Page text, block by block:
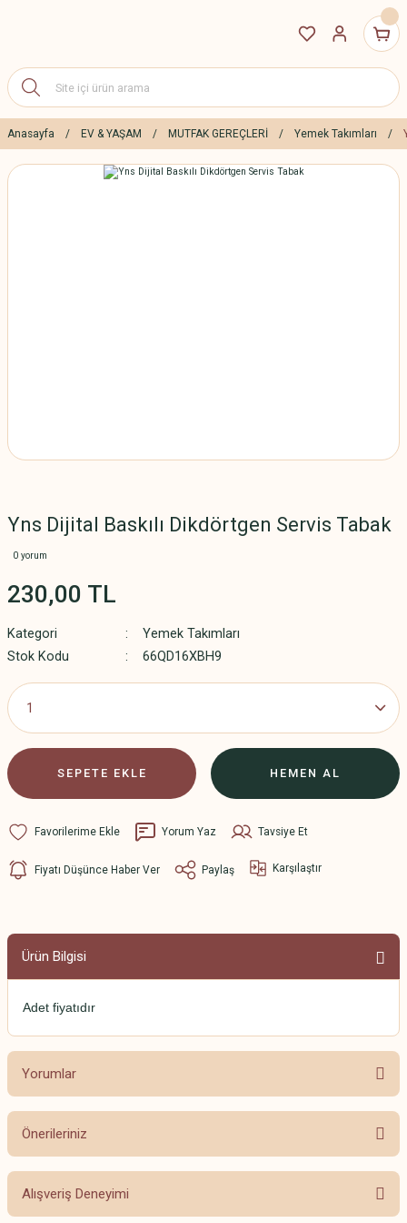
Anasayfa EV & YAŞAM MUTFAK GEREÇLERİ Yemek Takımları
Yns Dijital Baskılı Dikdörtgen Servis Tabak
0 yorum
230,00 TL
Kategori
Yemek Takımları
Stok Kodu
66QD16XBH9
SEPETE EKLE HEMEN AL
Yorum Yaz Tavsiye Et
Fiyatı Düşünce Haber Ver Paylaş Karşılaştır
Ürün Bilgisi
Adet fiyatıdır
Yorumlar
Bu ürüne ilk yorumu siz yapın!
Önerileriniz
Bu ürünün fiyat bilgisi, resim, ürün açıklamalarında ve diğer konularda
yetersiz gördüğünüz noktaları öneri formunu kullanarak tarafımıza
iletebilirsiniz.
Alışveriş Deneyimi